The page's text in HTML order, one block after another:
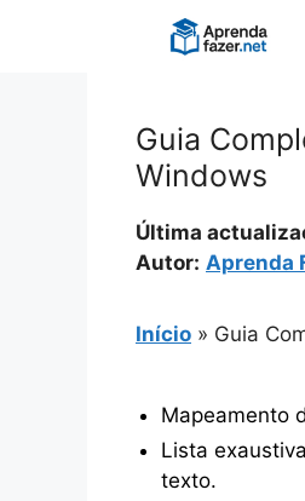
Guia
Windows
Última
Autor: Aprenda
Início » Guia
Mapeamento
Lista
texto.